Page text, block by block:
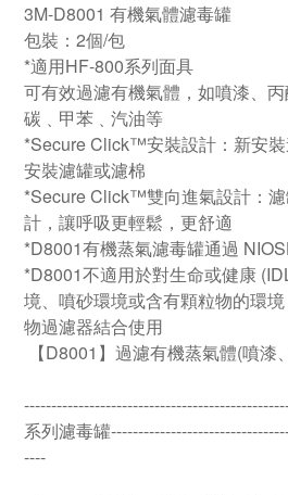
3M-D8001 有機氣體濾毒罐
包裝：2個/包
*適用HF-800系列面具
可有效過濾有機氣體，如噴漆、
碳﹑甲苯﹑汽油等
*Secure Click™安裝設計：新安
安裝濾罐或濾棉
*Secure Click™雙向進氣設計：
計，讓呼吸更輕鬆，更舒適
*D8001有機蒸氣濾毒罐通過
*D8001不適用於對生命或健康
境、噴砂環境或含有顆粒物的環
物過濾器結合使用
【D8001】過濾有機蒸氣體(噴漆
系列濾毒罐
----